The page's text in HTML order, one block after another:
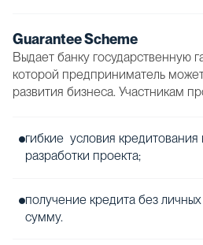
Guarantee Scheme
Выдает банку государственную
которой предприниматель
развития бизнеса. Участникам
гибкие условия кредитования
разработки проекта;
получение кредита без
сумму.